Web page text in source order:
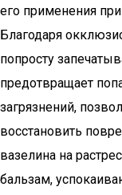
его применения
Благодаря
попросту
предотвращает
загрязнений,
восстановить
вазелина на
бальзам,